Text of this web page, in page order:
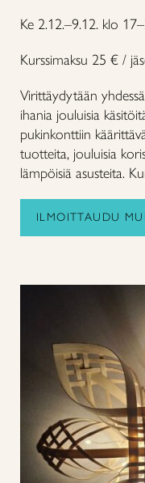
Ke 2.12.–9.12. klo
Kurssimaksu 25 € /
Virittäydytään
ihania jouluisia
pukinkonttiin
tuotteita, jouluisia
lämpöisiä asusteita.
ILMOITTAUDU